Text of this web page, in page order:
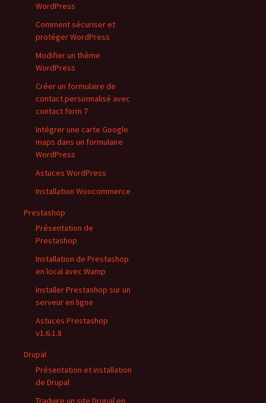
WordPress
Comment sécuriser et
protéger WordPress
Modifier un thème
WordPress
Créer un formulaire de
contact personnalisé avec
contact form 7
Intégrer une carte Google
maps dans un formulaire
WordPress
Astuces WordPress
Installation Woocommerce
Prestashop
Présentation de
Prestashop
Installation de Prestashop
en local avec Wamp
Installer Prestashop sur un
serveur en ligne
Astuces Prestashop
v1.6.1.8
Drupal
Présentation et installation
de Drupal
Traduire un site Drupal en